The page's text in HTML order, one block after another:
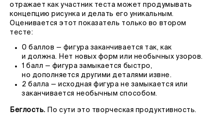
отражает как участник теста может продумывать
концепцию рисунка и делать его уникальным.
Оценивается этот показатель только во втором
тесте:
0 баллов — фигура заканчивается так, как
и должна. Нет новых форм или необычных узоров.
1 балл — фигура замыкается быстро,
но дополняется другими деталями извне.
2 балла — исходная фигура не замыкается или
заканчивается необычным способом.
Беглость. По сути это творческая продуктивность.